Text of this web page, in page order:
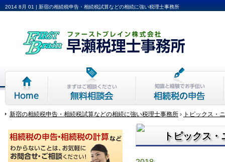
2014 8月 01 | 新宿の相続税申告・相続税試算などの相続に強い税理士事務所
Home 相続無料相談会 相続税の申告
新宿の相続税申告・相続税試算などの相続に強い税理士事務所 › トピックス・
トピックス